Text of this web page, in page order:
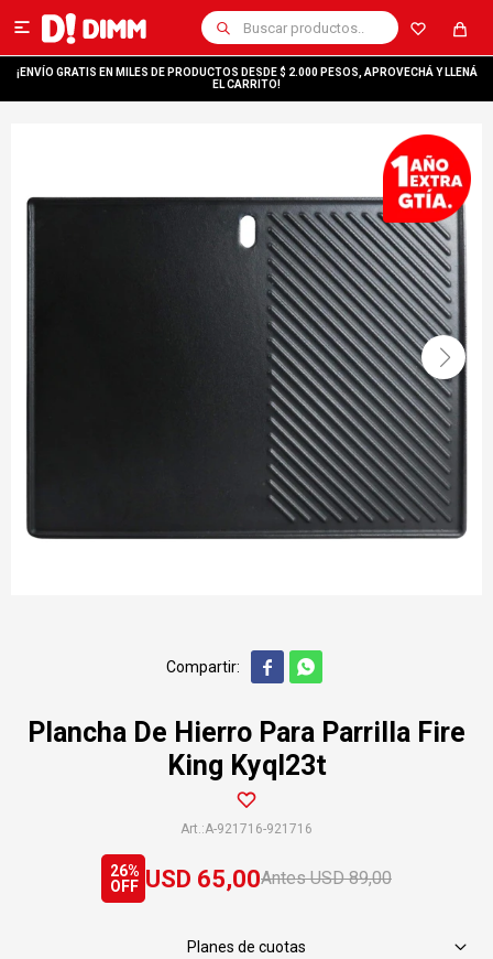

¡ENVÍO GRATIS EN MILES DE PRODUCTOS DESDE $ 2.000 PESOS, APROVECHÁ Y LLENÁ
EL CARRITO!
 
Plancha De Hierro Para Parrilla Fire
King Kyql23t
A-921716-921716
USD 65,00 USD 89,00
26
Planes de cuotas